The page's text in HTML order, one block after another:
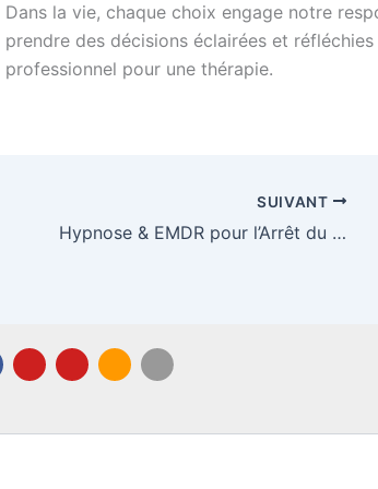
Dans la vie, chaque choix engage notre
prendre des décisions éclairées et réfléchies
professionnel pour une thérapie.
SUIVANT
Hypnose & EMDR pour l’Arrêt du Tabac à Bordeaux : Une Approche Combinée pour un Résultat Durable